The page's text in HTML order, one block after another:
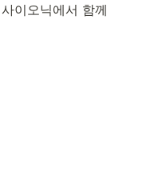
이오닉에서 함께